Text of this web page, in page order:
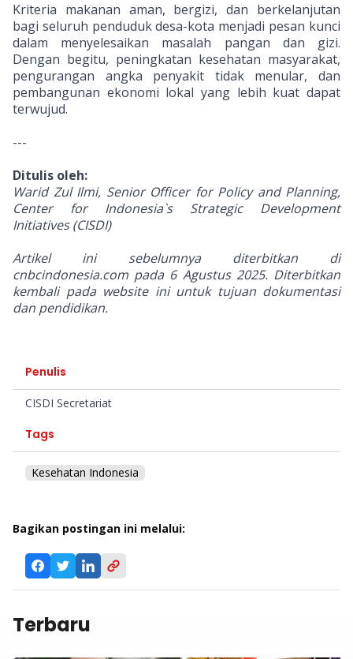
Kriteria makanan aman, bergizi, dan berkelanjutan
bagi seluruh penduduk desa-kota menjadi pesan kunci
dalam menyelesaikan masalah pangan dan gizi.
Dengan begitu, peningkatan kesehatan masyarakat,
pengurangan angka penyakit tidak menular, dan
pembangunan ekonomi lokal yang lebih kuat dapat
terwujud.
---
Ditulis oleh:
Warid Zul Ilmi, Senior Officer for Policy and Planning,
Center for Indonesia`s Strategic Development
Initiatives (CISDI)
Artikel ini sebelumnya diterbitkan di
cnbcindonesia.com pada 6 Agustus 2025. Diterbitkan
kembali pada website ini untuk tujuan dokumentasi
dan pendidikan.
Penulis
CISDI Secretariat
Tags
Kesehatan Indonesia
Bagikan postingan ini melalui:
Terbaru